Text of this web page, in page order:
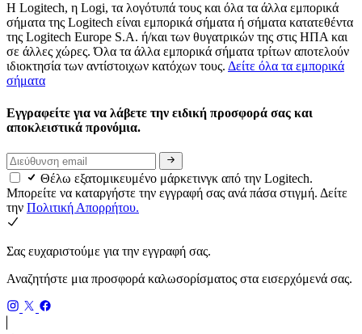
Η Logitech, η Logi, τα λογότυπά τους και όλα τα άλλα εμπορικά
σήματα της Logitech είναι εμπορικά σήματα ή σήματα κατατεθέντα
της Logitech Europe S.A. ή/και των θυγατρικών της στις ΗΠΑ και
σε άλλες χώρες. Όλα τα άλλα εμπορικά σήματα τρίτων αποτελούν
ιδιοκτησία των αντίστοιχων κατόχων τους. Δείτε όλα τα εμπορικά
σήματα
Εγγραφείτε για να λάβετε την ειδική προσφορά σας και
αποκλειστικά προνόμια.
Θέλω εξατομικευμένο μάρκετινγκ από την Logitech.
Μπορείτε να καταργήστε την εγγραφή σας ανά πάσα στιγμή. Δείτε
την Πολιτική Απορρήτου.
Σας ευχαριστούμε για την εγγραφή σας.
Αναζητήστε μια προσφορά καλωσορίσματος στα εισερχόμενά σας.